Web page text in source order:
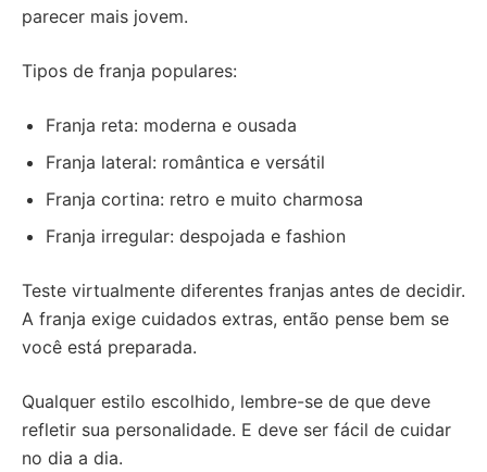
parecer mais jovem.
Tipos de franja populares:
Franja reta: moderna e ousada
Franja lateral: romântica e versátil
Franja cortina: retro e muito charmosa
Franja irregular: despojada e fashion
Teste virtualmente diferentes franjas antes de decidir.
A franja exige cuidados extras, então pense bem se
você está preparada.
Qualquer estilo escolhido, lembre-se de que deve
refletir sua personalidade. E deve ser fácil de cuidar
no dia a dia.